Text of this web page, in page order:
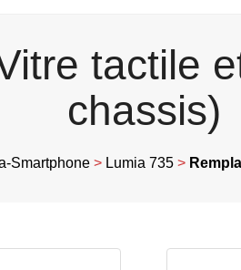
tactile
chassis)
Smartphone> Lumia 735>